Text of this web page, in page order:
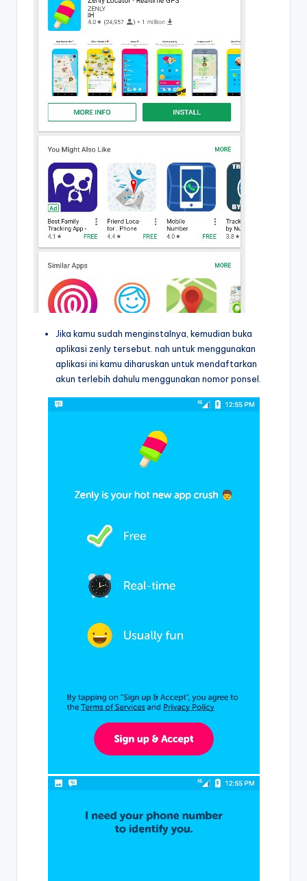
Jika kamu sudah menginstalnya, kemudian buka
aplikasi zenly tersebut. nah untuk menggunakan
aplikasi ini kamu diharuskan untuk mendaftarkan
akun terlebih dahulu menggunakan nomor ponsel.